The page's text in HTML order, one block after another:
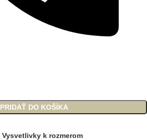
PRIDAŤ DO KOŠÍKA
Vysvetlivky k rozmerom